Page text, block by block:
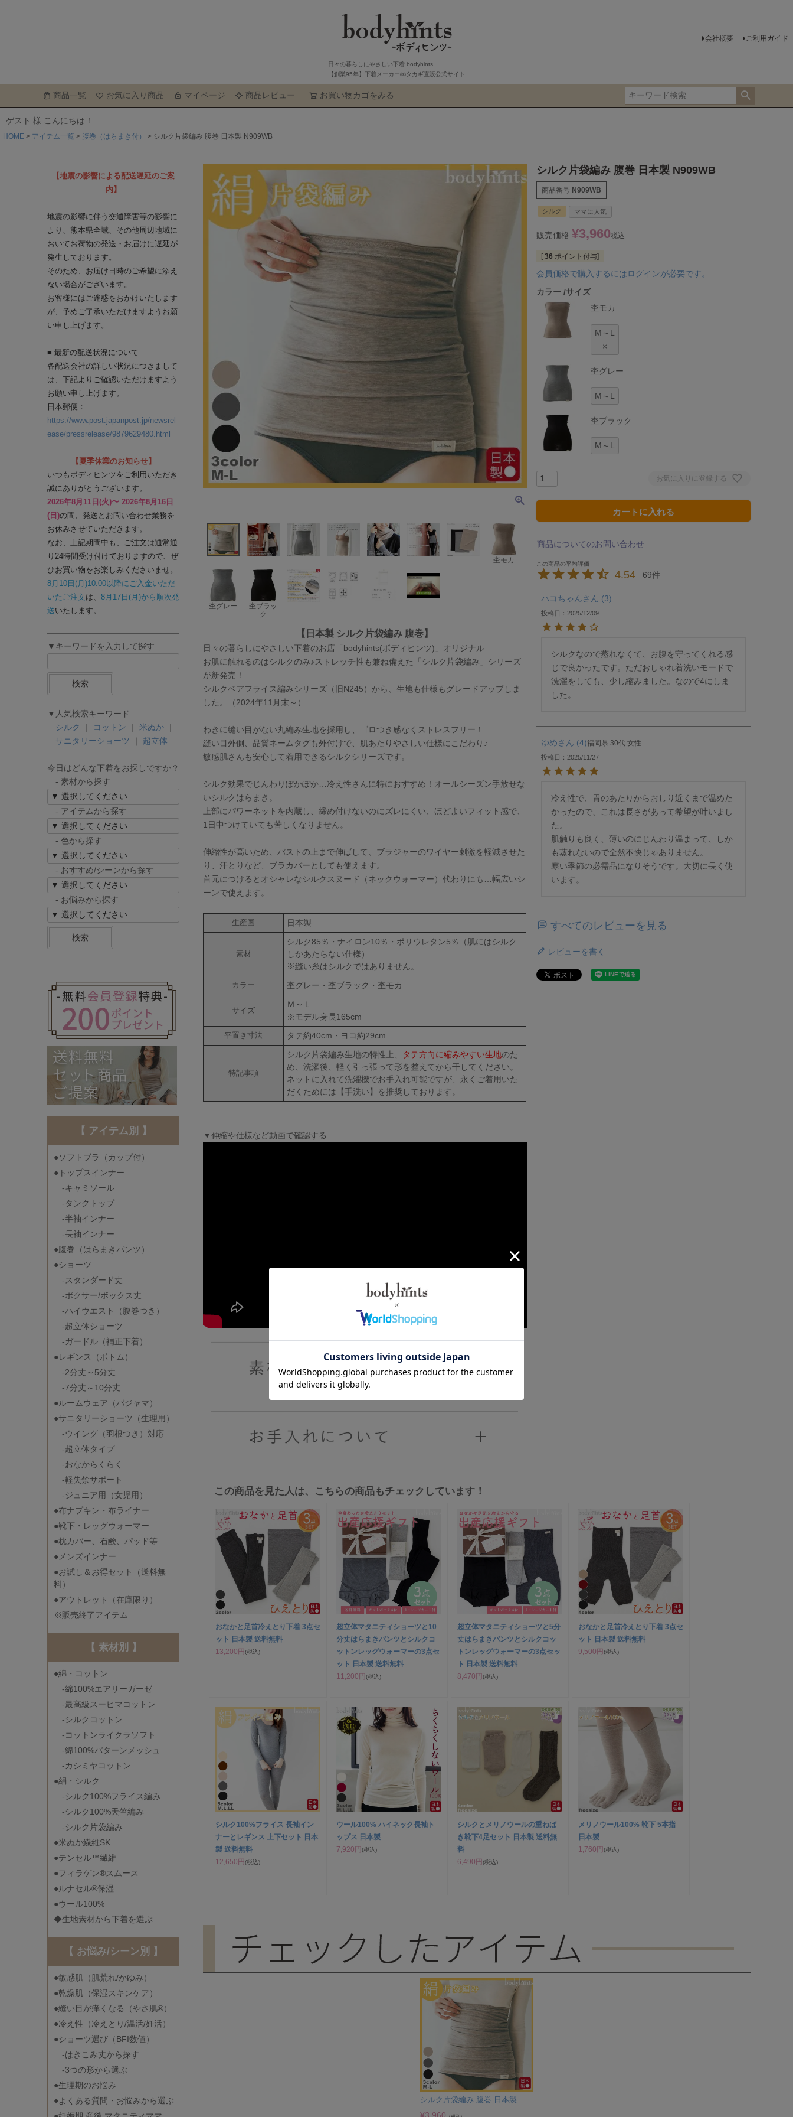
日々の暮らしにやさしい下着 bodyhints
【創業95年】下着メーカー㈱タカギ直販公式サイト
会社概要 ご利用ガイド
商品一覧 お気に入り商品 マイページ 商品レビュー お買い物カゴをみる
ゲスト 様 こんにちは！
HOME アイテム一覧 腹巻（はらまき付） シルク片袋編み 腹巻 日本製 N909WB
【地震の影響による配送遅延のご案
内】
地震の影響に伴う交通障害等の影響に
より、熊本県全域、その他周辺地域に
おいてお荷物の発送・お届けに遅延が
発生しております。
そのため、お届け日時のご希望に添え
ない場合がございます。
お客様にはご迷惑をおかけいたします
が、予めご了承いただけますようお願
い申し上げます。
■ 最新の配送状況について
各配送会社の詳しい状況につきまして
は、下記よりご確認いただけますよう
お願い申し上げます。
日本郵便：
https://www.post.japanpost.jp/newsrel
ease/pressrelease/9879629480.html
【夏季休業のお知らせ】
いつもボディヒンツをご利用いただき
誠にありがとうございます。
2026年8月11日(火)〜 2026年8月16日
(日)の間、発送とお問い合わせ業務を
お休みさせていただきます。
なお、上記期間中も、ご注文は通常通
り24時間受け付けておりますので、ぜ
ひお買い物をお楽しみくださいませ。
8月10日(月)10:00以降にご入金いただ
いたご注文は、 8月17日(月)から順次発
送いたします。
▼キーワードを入力して探す
検索
▼人気検索キーワード
シルク
コットン 米ぬか
サニタリーショーツ
超立体
今日はどんな下着をお探しですか？
- 素材から探す
- アイテムから探す
- 色から探す
- おすすめ/シーンから探す
- お悩みから探す
検索
【 アイテム別 】
●ソフトブラ（カップ付）
●トップスインナー
-キャミソール
-タンクトップ
-半袖インナー
-長袖インナー
●腹巻（はらまきパンツ）
●ショーツ
-スタンダード丈
-ボクサー/ボックス丈
-ハイウエスト（腹巻つき）
-超立体ショーツ
-ガードル（補正下着）
●レギンス（ボトム）
-2分丈～5分丈
-7分丈～10分丈
●ルームウェア（パジャマ）
●サニタリーショーツ（生理用）
-ウイング（羽根つき）対応
-超立体タイプ
-おなからくらく
-軽失禁サポート
-ジュニア用（女児用）
●布ナプキン・布ライナー
●靴下・レッグウォーマー
●枕カバー、石鹸、パッド等
●メンズインナー
●お試し＆お得セット（送料無
料）
●アウトレット（在庫限り）
※販売終了アイテム
【 素材別 】
●綿・コットン
-綿100%エアリーガーゼ
-最高級スーピマコットン
-シルクコットン
-コットンライクラソフト
-綿100%パターンメッシュ
-カシミヤコットン
●絹・シルク
-シルク100%フライス編み
-シルク100%天竺編み
-シルク片袋編み
●米ぬか繊維SK
●テンセル™繊維
●フィラゲン®スムース
●ルナセル®保湿
●ウール100%
◆生地素材から下着を選ぶ
【 お悩み/シーン別 】
●敏感肌（肌荒れ/かゆみ）
●乾燥肌（保湿スキンケア）
●縫い目が痒くなる（やさ肌®）
●冷え性（冷えとり/温活/妊活）
●ショーツ選び（BFI数値）
-はきこみ丈から探す
-3つの形から選ぶ
●生理期のお悩み
●よくある質問・お悩みから選ぶ
杢モカ
杢グレー
杢ブラッ
ク
【日本製 シルク片袋編み 腹巻】
日々の暮らしにやさしい下着のお店「bodyhints(ボディヒンツ)」オリジナル
お肌に触れるのはシルクのみ♪ストレッチ性も兼ね備えた「シルク片袋編み」シリーズ
が新発売！
シルクベアフライス編みシリーズ（旧N245）から、生地も仕様もグレードアップしま
した。（2024年11月末～）
わきに縫い目がない丸編み生地を採用し、ゴロつき感なくストレスフリー！
縫い目外側、品質ネームタグも外付けで、肌あたりやさしい仕様にこだわり♪
敏感肌さんも安心して着用できるシルクシリーズです。
シルク効果でじんわりぽかぽか…冷え性さんに特におすすめ！オールシーズン手放せな
いシルクはらまき。
上部にパワーネットを内蔵し、締め付けないのにズレにくい、ほどよいフィット感で、
1日中つけていても苦しくなりません。
伸縮性が高いため、バストの上まで伸ばして、ブラジャーのワイヤー刺激を軽減させた
り、汗とりなど、ブラカバーとしても使えます。
首元につけるとオシャレなシルクスヌード（ネックウォーマー）代わりにも…幅広いシ
ーンで使えます。
生産国 日本製
素材
シルク85％・ナイロン10％・ポリウレタン5％（肌にはシルク
しかあたらない仕様）
※縫い糸はシルクではありません。
カラー 杢グレー・杢ブラック・杢モカ
サイズ
Ｍ～Ｌ
※モデル身長165cm
平置き寸法 タテ約40cm・ヨコ約29cm
特記事項
シルク片袋編み生地の特性上、 タテ方向に縮みやすい生地のた
め、洗濯後、軽く引っ張って形を整えてから干してください。
ネットに入れて洗濯機でお手入れ可能ですが、永くご着用いた
だくためには【手洗い】を推奨しております。
▼伸縮や仕様など動画で確認する
シルク片袋編み 腹巻 日本製 N909WB
商品番号 N909WB
シルク ママに人気
販売価格 ¥3,960税込
[ 36 ポイント付与]
会員価格で購入するにはログインが必要です。
カラー サイズ
杢モカ
M～L
×
杢グレー
M～L
杢ブラック
M～L
お気に入りに登録する
カートに入れる
商品についてのお問い合わせ
4.54 69
ハコちゃん 3
投稿日 2025/12/09
シルクなので蒸れなくて、お腹を守ってくれる感
じで良かったです。ただおしゃれ着洗いモードで
洗濯をしても、少し縮みました。なので4にしま
した。
ゆめ 4 福岡県 30代 女性
投稿日 2025/11/27
冷え性で、胃のあたりからおしり近くまで温めた
かったので、これは長さがあって希望が叶いまし
た。
肌触りも良く、薄いのにじんわり温まって、しか
も蒸れないので全然不快じゃありません。
寒い季節の必需品になりそうです。大切に長く使
います。
すべてのレビューを見る
レビューを書く
この商品を見た人は、こちらの商品もチェックしています！
おなかと足首冷えとり下着 3点セ
ット 日本製 送料無料
13,200円(税込)
超立体マタニティショーツと10
分丈はらまきパンツとシルクコ
ットンレッグウォーマーの3点セ
ット 日本製 送料無料
11,200円(税込)
超立体マタニティショーツと5分
丈はらまきパンツとシルクコッ
トンレッグウォーマーの3点セッ
ト 日本製 送料無料
8,470円(税込)
おなかと足首冷えとり下着 3点セ
ット 日本製 送料無料
9,500円(税込)
シルク100%フライス 長袖イン
ナーとレギンス 上下セット 日本
製 送料無料
12,650円(税込)
ウール100% ハイネック長袖ト
ップス 日本製
7,920円(税込)
シルクとメリノウールの重ねば
き靴下4足セット 日本製 送料無
料
6,490円(税込)
メリノウール100% 靴下 5本指
日本製
1,760円(税込)
シルク片袋編み 腹巻 日本製